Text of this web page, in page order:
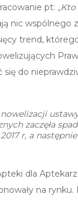
pt:
nic wspólnego
trend,
się do
zaczęła
r, a następnie
dla
na